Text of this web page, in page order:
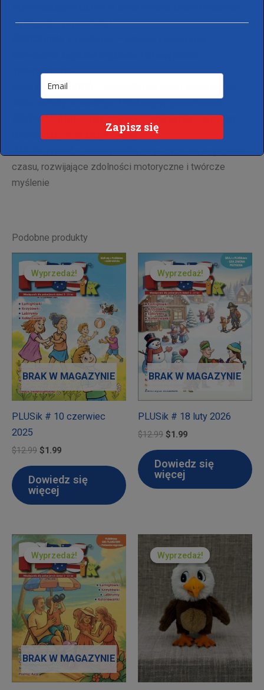
wydarzeń z przeszłości
matematyczne
dobrze WIEDZIEĆ
OPOWIADANIE
– dłuższe opowiadania dla starszych
dzieci, cudownie zilustrowane
czasu, rozwijające zdolności motoryczne i twórcze
myślenie
Podobne produkty
Wyprzedaż!
BRAK W MAGAZYNIE
Wyprzedaż!
PLUSik # 10 czerwiec
2025
$12.99 Pierwotna
$12.99.
$1.99Aktualna
$1.99.
Dowiedz się
więcej
Wyprzedaż!
BRAK W MAGAZYNIE
Wyprzedaż!
PLUSik # 18 luty 2026
$12.99 Pierwotna
$12.99.
$1.99Aktualna
$1.99.
Dowiedz się
więcej
Wyprzedaż!
BRAK W MAGAZYNIE
Wyprzedaż! Wyprzedaż!
Wyprzedaż!
Zapisz się